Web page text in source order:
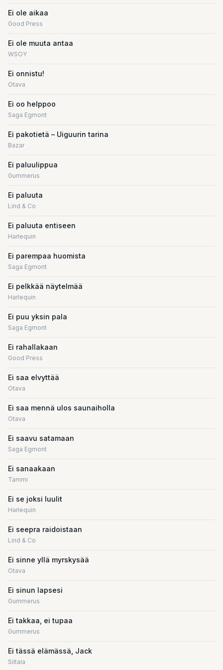
Ei ole aikaa
Good Press
Ei ole muuta antaa
WSOY
Ei onnistu!
Otava
Ei oo helppoo
Saga Egmont
Ei pakotietä – Uiguurin tarina
Bazar
Ei paluulippua
Gummerus
Ei paluuta
Lind & Co
Ei paluuta entiseen
Harlequin
Ei parempaa huomista
Saga Egmont
Ei pelkkää näytelmää
Harlequin
Ei puu yksin pala
Saga Egmont
Ei rahallakaan
Good Press
Ei saa elvyttää
Otava
Ei saa mennä ulos saunaiholla
Otava
Ei saavu satamaan
Saga Egmont
Ei sanaakaan
Tammi
Ei se joksi luulit
Harlequin
Ei seepra raidoistaan
Lind & Co
Ei sinne yllä myrskysää
Otava
Ei sinun lapsesi
Gummerus
Ei takkaa, ei tupaa
Gummerus
Ei tässä elämässä, Jack
Siltala